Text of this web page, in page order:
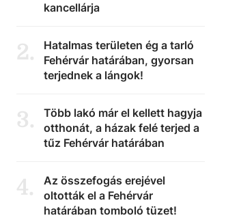
kancellárja
2.
Hatalmas területen ég a tarló
Fehérvár határában, gyorsan
terjednek a lángok!
3.
Több lakó már el kellett hagyja
otthonát, a házak felé terjed a
tűz Fehérvár határában
4.
Az összefogás erejével
oltották el a Fehérvár
határában tomboló tüzet!